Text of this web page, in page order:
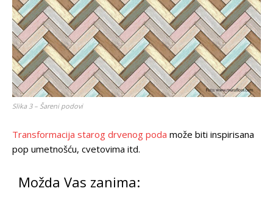
Slika 3 – Šareni podovi
Transformacija starog drvenog poda može biti inspirisana
pop umetnošću, cvetovima itd.
Možda Vas zanima: